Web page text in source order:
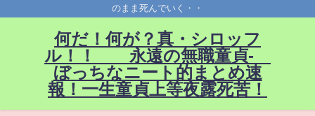
のまま死んでいく・・
何だ！何が？真・シロッフ
ル！！ 永遠の無職童貞-
ぼっちなニート的まとめ速
報！一生童貞上等夜露死苦！